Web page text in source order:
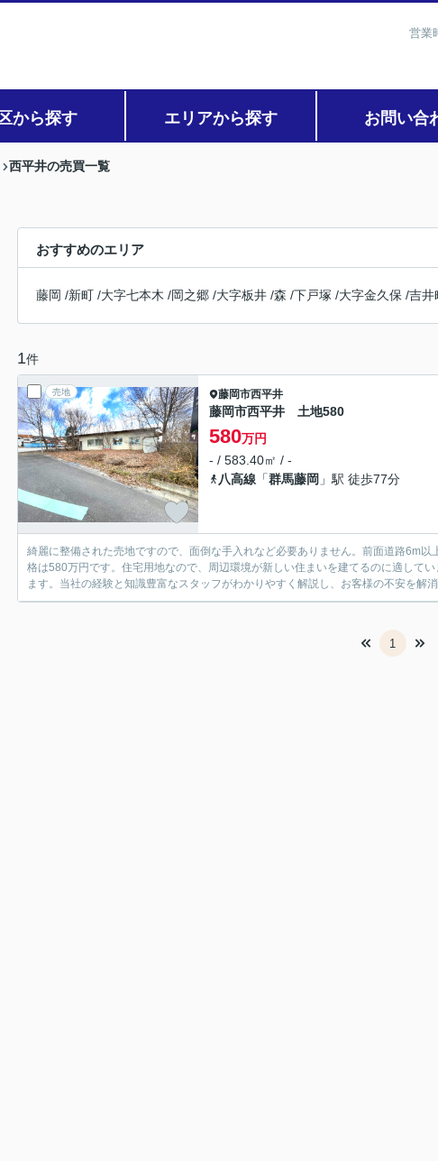
営業
から探す エリアから探す お問い合
西平井の売買一覧
おすすめのエリア
藤岡 /新町 /大字七本木 /岡之郷 /大字板井 /森 /下戸塚 /大字金久保 /吉井
1件
売地 藤岡市西平井
藤岡市西平井 土地580
580万円
- / 583.40㎡ / -
八高線 「群馬藤岡 」駅 徒歩77分
綺麗に整備された売地ですので、面倒な手入れなど必要ありません。前面道路6m
格は580万円です。住宅用地なので、周辺環境が新しい住まいを建てるのに適して
ます。当社の経験と知識豊富なスタッフがわかりやすく解説し、お客様の不安を解
1